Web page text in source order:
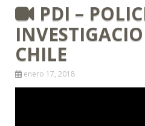
PDI –
CHILE
enero 17, 2018